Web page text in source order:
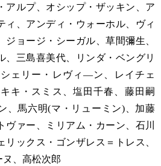
アルプ、オシップ・ザッキン、ア
ィ、アンディ・ウォーホル、ヴィ
ジョージ・シーガル、草間彌生、
、三島喜美代、リンダ・ベングリ
ェリー・レヴィ―ン、レイチェ
キ・スミス、塩田千春、藤田嗣
、馬六明(マ・リューミン)、加藤
ヴァー、ミリアム・カーン、石川
ックス・ゴンザレス＝トレス、
、高松次郎